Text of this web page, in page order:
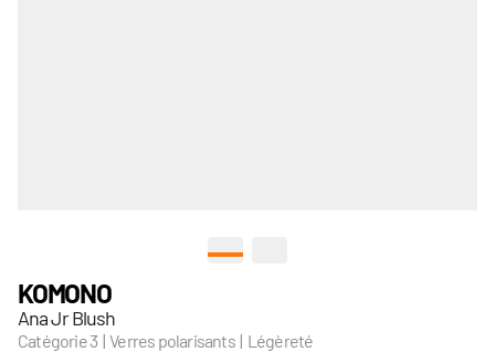
KOMONO
Ana Jr Blush
Catégorie 3 | Verres polarisants | Légèreté